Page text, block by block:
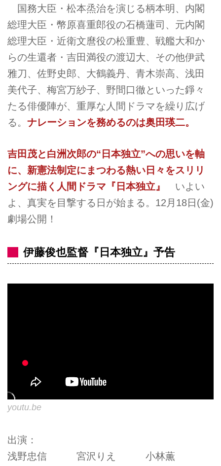
国務大臣・松本烝治を演じる柄本明、内閣
総理大臣・幣原喜重郎役の石橋蓮司、元内閣
総理大臣・近衛文麿役の松重豊、戦艦大和か
らの生還者・吉田満役の渡辺大、その他伊武
雅刀、佐野史郎、大鶴義丹、青木崇高、浅田
美代子、梅宮万紗子、野間口徹といった錚々
たる俳優陣が、重厚な人間ドラマを繰り広げ
る。 ナレーションを務めるのは奥田瑛二。
吉田茂と白洲次郎の“日本独立”への思いを軸
に、新憲法制定にまつわる熱い日々をスリリ
ングに描く人間ドラマ『日本独立』 いよい
よ、真実を目撃する日が始まる。12月18日(金)
劇場公開！
伊藤俊也監督『日本独立』予告
youtu.be
出演：
浅野忠信 宮沢りえ 小林薫